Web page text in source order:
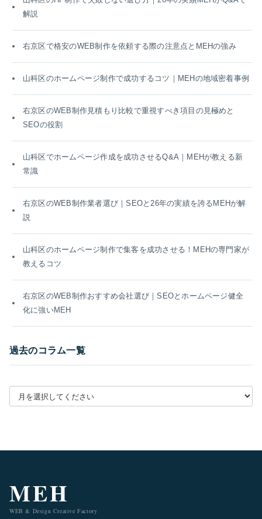
解説
右京区で格安のWEB制作を依頼する際の注意点とMEHの強み
山科区のホームページ制作で成功するコツ｜MEHの地域密着事例
右京区のWEB制作見積もり比較で重視すべき項目の見極めと
SEOの役割
山科区でホームページ作成を成功させるQ&A｜MEHが教える新
常識
右京区のWEB制作業者選び｜SEOと26年の実績を誇るMEHが解
説
山科区のホームページ制作で集客を成功させる！MEHの専門家が
教えるコツ
右京区のWEB制作おすすめ会社選び｜SEOとホームページ健全
化に強いMEH
過去のコラム一覧
月別アーカイブを選択
MEH
WEB & Design Creative Factory